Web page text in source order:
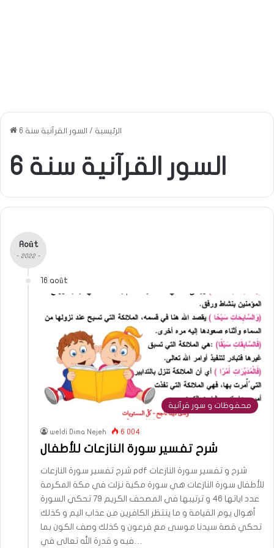
الرئيسية / السور القرآنية سنة 6
السور القرآنية سنة 6
Août
- 2022 -
16 août
محفوظات و سور قرآنية
weldi Dima Nejeh 6 004
شرح تفسير سورة النازعات للأطفال
شرح تفسير سورة النازعات pdf شرح و تفسير سورة النازعات
للأطفال سورة النازعات هي سورة مكية نزلت في مكة المكرمة
عدد اياتها 46 و ترتيبها في المصحف الكريم 79 تحكي السورة
أهوال يوم القيامة و ما ينتظر الكافرين من عذاب اليم و كذلك
تحكي قصة سيدنا موسى مع فرعون و كذلك وصف الكون بما
فيه و قدرة الله تعالى في…